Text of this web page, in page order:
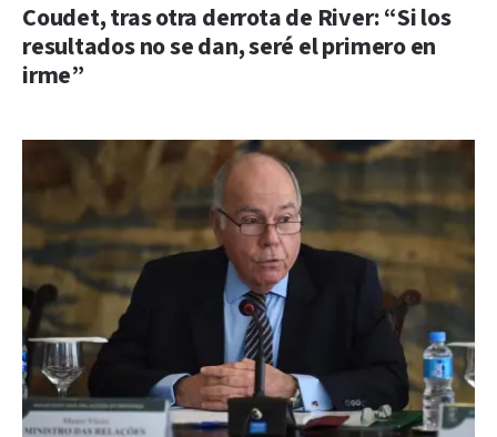
Coudet, tras otra derrota de River: “Si los
resultados no se dan, seré el primero en
irme”